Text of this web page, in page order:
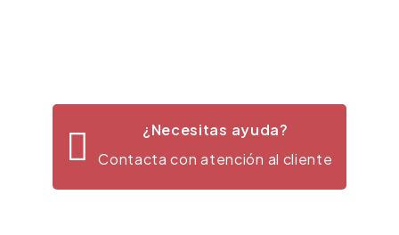
¿Necesitas ayuda?
Contacta con atención al cliente